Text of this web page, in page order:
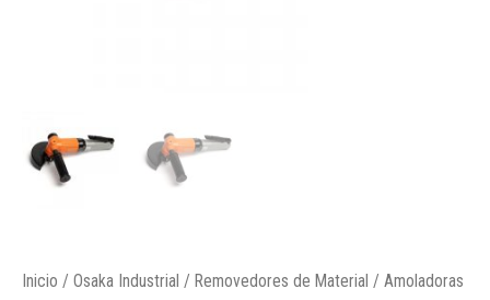
Inicio / Osaka Industrial / Removedores de Material / Amoladoras